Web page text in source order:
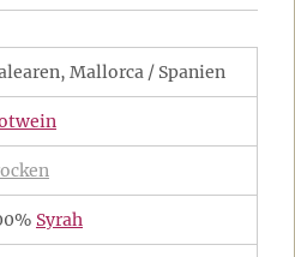
Mallorca / Spanien
Syrah